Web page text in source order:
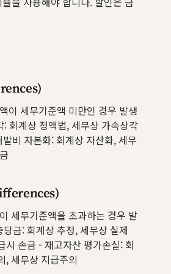
이 세무기준액 미만인 경우 발생
회계상 정액법, 세무상 가속상각
비 자본화: 회계상 자산화, 세무
세무기준액을 초과하는 경우 발
금: 회계상 추정, 세무상 실제
시 손금 - 재고자산 평가손실: 회
, 세무상 지급주의